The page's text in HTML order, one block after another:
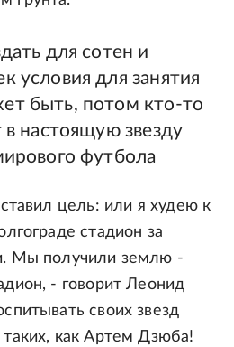
для сотен и
условия для занятия
быть, потом кто‐то
в настоящую звезду
футбола
цель: или я худею к
стадион за
Мы получили землю -
- говорит Леонид
своих звезд
как Артем Дзюба!